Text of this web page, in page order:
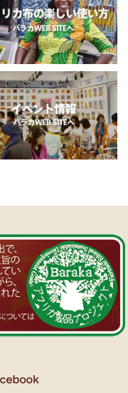
の作品 新入荷！作家
ンダの作品コーナー新
さった作品を、これか
の作品新入荷！
！～期間限定 在庫限り
ル～タンザニア産カシ
！
～期間限定 在庫限り
新入荷！トレーディン
もの～
荷～
を仕入れているとありま
材のものも気になりま
ンゲですが、新作新柄が
ご感想
入れて見せるインテリア
います。
って毎日のように着てい
広める活動中！
ってすぐ着れるし、カフ
ているので、素肌寝（家
届きました。
。